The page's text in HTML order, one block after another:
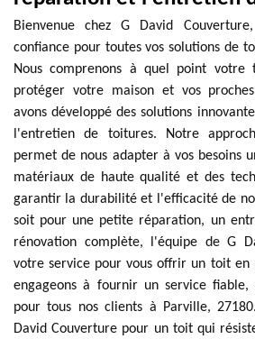
Bienvenue chez G David
confiance pour toutes vos solutions de
Nous comprenons à quel point votre
protéger votre maison et vos
avons développé des solutions
l'entretien de toitures. Notre
permet de nous adapter à vos besoins
matériaux de haute qualité et des
garantir la durabilité et l'efficacité de
soit pour une petite réparation, un
rénovation complète, l'équipe de G
votre service pour vous offrir un toit en
engageons à fournir un service
pour tous nos clients à Parville,
David Couverture pour un toit qui